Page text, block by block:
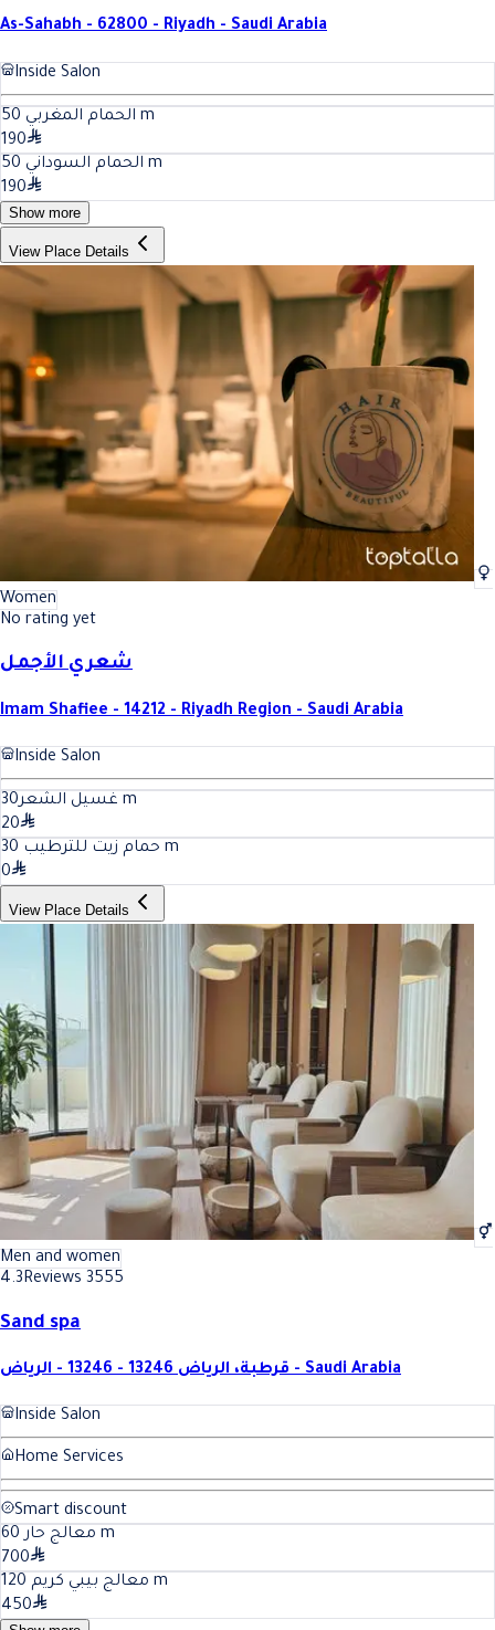
As-Sahabh - 62800 - Riyadh - Saudi Arabia
Inside Salon
الحمام المغربي 50
m
190
الحمام السوداني 50
m
190
Show more
View Place Details
Women
No rating yet
شعري الأجمل
Imam Shafiee - 14212 - Riyadh Region - Saudi Arabia
Inside Salon
غسيل الشعر30
m
20
حمام زيت للترطيب 30
m
0
View Place Details
Men and women
4.3Reviews 3555
Sand spa
قرطبة، الرياض 13246 - 13246 - الرياض - Saudi Arabia
Inside Salon
Home Services
Smart discount
معالج حار 60
m
700
معالج بيبي كريم 120
m
450